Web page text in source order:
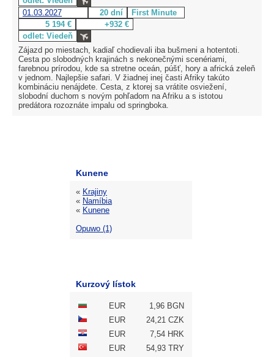
01.03.2027
20 dní
First Minute
5 194 €
+932 €
odlet: Viedeň
Zájazd po miestach, kadiaľ chodievali iba bušmeni a hotentoti.
Cesta po slobodných krajinách s nekonečnými scenériami,
farebnou prírodou, kde sa stretne oceán, púšť, hory a africká zeleň
v jednom. Najlepšie safari. V žiadnej inej časti Afriky takúto
kombináciu nenájdete. Cesta, z ktorej sa vrátite osviežení,
slobodní duchom s novým pohľadom na Afriku a s istotou
predátora rozoznáte impalu od springboka.
Kunene
« Krajiny
« Namíbia
« Kunene
Opuwo (1)
Kurzový lístok
EUR
1,96 BGN
EUR
24,21 CZK
EUR
7,54 HRK
EUR
54,93 TRY